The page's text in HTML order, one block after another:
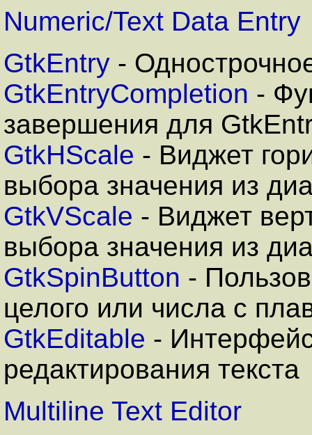
Numeric/Text Data Entry
GtkEntry -
GtkEntryCompletion -
завершения для
GtkHScale - Виджет
выбора значения из
GtkVScale - Виджет
выбора значения из
GtkSpinButton -
целого или числа с
GtkEditable -
редактирования текста
Multiline Text Editor